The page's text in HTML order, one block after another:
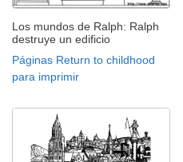
Los mundos de Ralph: Ralph
destruye un edificio
Páginas Return to childhood
para imprimir